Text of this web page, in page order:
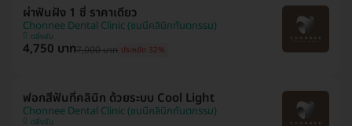
ผ่าฟันฝัง 1 ซี่ ราคาเดียว
Chonnee Dental Clinic (ชนนีคลินิกทันตกรรม)
ตลิ่งชัน
4,750 บาท7,000 บาท ประหยัด 32%
ฟอกสีฟันที่คลินิก ด้วยระบบ Cool Light
Chonnee Dental Clinic (ชนนีคลินิกทันตกรรม)
ตลิ่งชัน